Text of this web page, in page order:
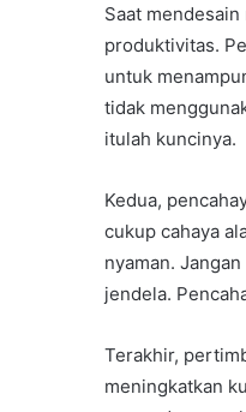
Saat
produktivitas.
untuk
tidak
itulah kuncinya.
Kedua,
cukup cahaya
nyaman.
jendela.
Terakhir,
meningkatkan